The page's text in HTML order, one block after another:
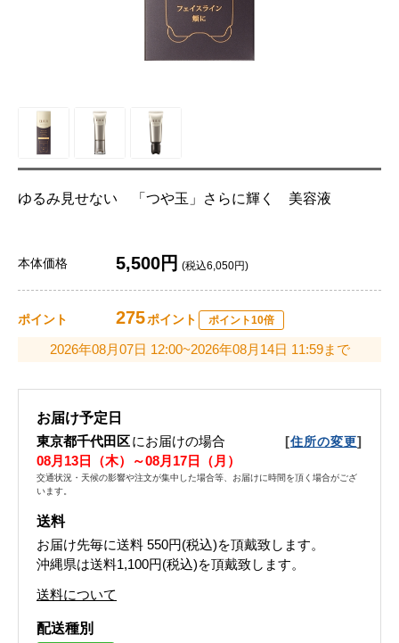
ゆるみ見せない 「つや玉」さらに輝く 美容液
本体価格 5,500円 (税込6,050円)
ポイント 275ポイント ポイント10倍
2026年08月07日 12:00~2026年08月14日 11:59まで
お届け予定日
東京都千代田区にお届けの場合 [住所の変更]
08月13日（木）～08月17日（月）
交通状況・天候の影響や注文が集中した場合等、お届けに時間を頂く場合がござ
います。
送料
お届け先毎に送料 550円(税込)を頂戴致します。
沖縄県は送料1,100円(税込)を頂戴致します。
送料について
配送種別